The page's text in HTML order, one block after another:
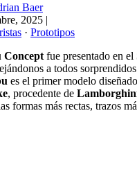
Baer
2025 |
· Prototipos
Concept fue presentado en el
a todos
es el primer modelo
, procedente de
formas más rectas, trazos